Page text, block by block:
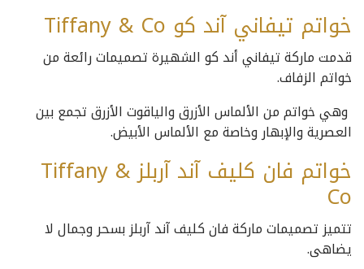
خواتم تيفاني آند كو Tiffany & Co
قدمت ماركة تيفاني أند كو الشهيرة تصميمات رائعة من
خواتم الزفاف.
وهي خواتم من الألماس الأزرق والياقوت الأزرق تجمع بين
العصرية والإبهار وخاصة مع الألماس الأبيض.
خواتم فان كليف آند آربلز Tiffany &
Co
تتميز تصميمات ماركة فان كليف آند آربلز بسحر وجمال لا
يضاهى.